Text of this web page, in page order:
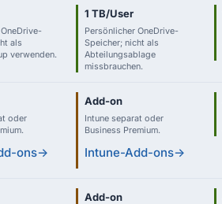
als
verwenden.
1 TB/User
Persönlicher OneDrive-
Speicher; nicht als
Abteilungsablage
missbrauchen.
oder
ons→
Add-on
Intune separat oder
Business Premium.
Intune-Add-ons→
Add-on